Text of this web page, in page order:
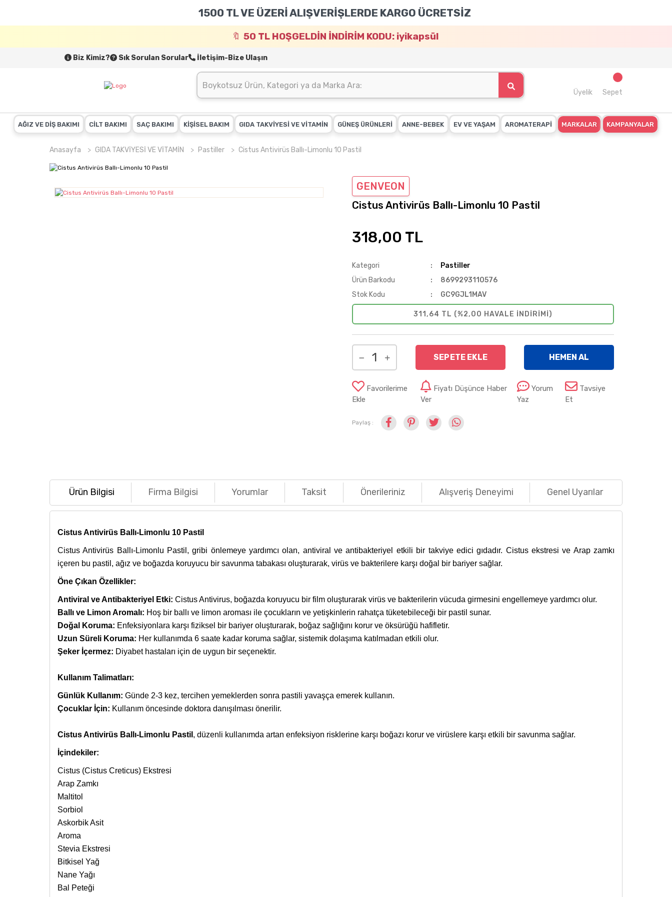
1500 TL VE ÜZERİ ALIŞVERİŞLERDE KARGO ÜCRETSİZ
50 TL HOŞGELDİN İNDİRİM KODU: iyikapsül
Biz Kimiz? Sık Sorulan Sorular İletişim-Bize Ulaşın
Üyelik Sepet
AĞIZ VE DİŞ BAKIMI CİLT BAKIMI SAÇ BAKIMI KİŞİSEL BAKIM GIDA TAKVİYESİ VE VİTAMİN GÜNEŞ ÜRÜNLERİ ANNE-BEBEK EV VE YAŞAM AROMATERAPİ MARKALAR KAMPANYALAR
Anasayfa GIDA TAKVİYESİ VE VİTAMİN Pastiller Cistus Antivirüs Ballı-Limonlu 10 Pastil
GENVEON
Cistus Antivirüs Ballı-Limonlu 10 Pastil
318,00 TL
Kategori
Pastiller
Ürün Barkodu
8699293110576
Stok Kodu
GC9GJL1MAV
311,64 TL (%2,00 HAVALE INDIRIMI)
SEPETE EKLE HEMEN AL
Favorilerime
Ekle
Fiyatı Düşünce Haber
Ver
Yorum
Yaz
Tavsiye
Et
Paylaş :
Ürün Bilgisi Firma Bilgisi Yorumlar Taksit Önerileriniz Alışveriş Deneyimi Genel Uyarılar
Cistus Antivirüs Ballı-Limonlu 10 Pastil
Cistus Antivirüs Ballı-Limonlu Pastil, gribi önlemeye yardımcı olan, antiviral ve antibakteriyel etkili bir takviye edici gıdadır. Cistus ekstresi ve Arap zamkı
içeren bu pastil, ağız ve boğazda koruyucu bir savunma tabakası oluşturarak, virüs ve bakterilere karşı doğal bir bariyer sağlar.
Öne Çıkan Özellikler:
Antiviral ve Antibakteriyel Etki: Cistus Antivirus, boğazda koruyucu bir film oluşturarak virüs ve bakterilerin vücuda girmesini engellemeye yardımcı olur.
Ballı ve Limon Aromalı: Hoş bir ballı ve limon aroması ile çocukların ve yetişkinlerin rahatça tüketebileceği bir pastil sunar.
Doğal Koruma: Enfeksiyonlara karşı fiziksel bir bariyer oluşturarak, boğaz sağlığını korur ve öksürüğü hafifletir.
Uzun Süreli Koruma: Her kullanımda 6 saate kadar koruma sağlar, sistemik dolaşıma katılmadan etkili olur.
Şeker İçermez: Diyabet hastaları için de uygun bir seçenektir.
Kullanım Talimatları:
Günlük Kullanım: Günde 2-3 kez, tercihen yemeklerden sonra pastili yavaşça emerek kullanın.
Çocuklar İçin: Kullanım öncesinde doktora danışılması önerilir.
Cistus Antivirüs Ballı-Limonlu Pastil , düzenli kullanımda artan enfeksiyon risklerine karşı boğazı korur ve virüslere karşı etkili bir savunma sağlar.
İçindekiler:
Cistus (Cistus Creticus) Ekstresi
Arap Zamkı
Maltitol
Sorbiol
Askorbik Asit
Aroma
Stevia Ekstresi
Bitkisel Yağ
Nane Yağı
Bal Peteği